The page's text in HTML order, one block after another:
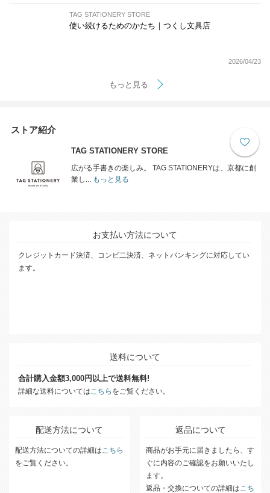
TAG STATIONERY STORE
使い続けるためのかたち｜つくし文具店
2026/04/23
もっと見る
ストア紹介
TAG STATIONERY STORE
広がる手書きの楽しみ。 TAG STATIONERYは、京都に創
業し...
もっと見る
お支払い方法について
クレジットカード決済、コンビ二決済、ネットバンキングに対応してい
ます。
送料について
合計購入金額3,000円以上で送料無料!
詳細な送料については こちら をご覧ください。
配送方法について
配送方法についての詳細は こちら
をご覧ください。
返品について
商品がお手元に届きましたら、す
ぐに内容のご確認をお願いいたし
ます。
返品・交換についての詳細は こち